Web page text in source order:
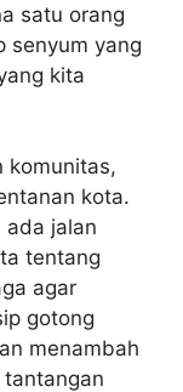
satu orang
senyum yang
kita
komunitas,
kota.
ada jalan
tentang
agar
gotong
menambah